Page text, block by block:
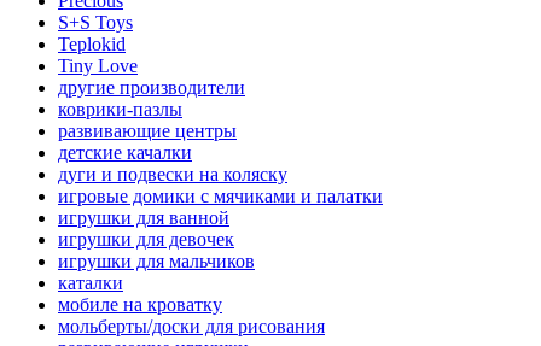
S+S Toys
Teplokid
Tiny Love
другие производители
коврики-пазлы
развивающие центры
детские качалки
дуги и подвески на коляску
игровые домики с мячиками и палатки
игрушки для ванной
игрушки для девочек
игрушки для мальчиков
каталки
мобиле на кроватку
мольберты/доски для рисования